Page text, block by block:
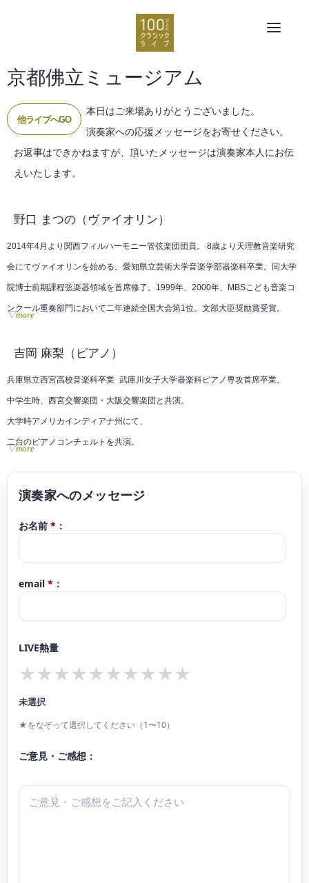
京都佛立ミュージアム
他ライブへGO
本日はご来場ありがとうございました。
演奏家への応援メッセージをお寄せください。
お返事はできかねますが、頂いたメッセージは演奏家本人にお伝
えいたします。
野口 まつの （ヴァイオリン）
2014年4月より関西フィルハーモニー管弦楽団団員。 8歳より天理教音楽研究
会にてヴァイオリンを始める。愛知県立芸術大学音楽学部器楽科卒業。同大学
院博士前期課程弦楽器領域を首席修了。1999年、2000年、MBSこども音楽コ
ンクール重奏部門において二年連続全国大会第1位。文部大臣奨励賞受賞。
楽コンクール高校の部入選。2009年、第19回日本クラシック音楽コンクール全
と、コンサートミス トレスを務める。また大学オーケストラでは外山雄三指揮
のもと、コンサートミストレスを務める。公益財団法人 北野生涯教育振興会 音
楽奨学生。2013年中村桃子賞受賞。「平成25年度 大学院最優秀修了生による
楽六重奏曲を共演。2019年アフィニス主催夏の音楽祭in長岡に参加。オーケス
トラに所属しながら、ソロ活動、葉加瀬太郎オーケストラコンサートツアーに
菜採、白石禮子、桐山建志の各氏に師事。また室内楽をD.ノーラン、百武由
紀、花崎薫の各氏に師事。 現在後進の指導にも力を入れている。お問い合わせ
▽more
吉岡 麻梨 （ピアノ）
兵庫県立西宮高校音楽科卒業 武庫川女子大学器楽科ピアノ専攻首席卒業。
中学生時、西宮交響楽団・大阪交響楽団と共演。
大学時アメリカインディアナ州にて、
二台のピアノコンチェルトを共演。
25歳演奏活動を開始。
緊急事態宣言後1年間、Instagramにて毎日一本の動画コンサートを配信 する。
現在地元での子どもが自分の足でこれるコンサートを企画。「好きな人と好き
な音楽をする」プロジェクト代表。シリーズ化しているものに、「じもとでお
演奏指導グレード4級。
故井上直幸、志水英子、篰幾世子、ボリス・ベクテレフ、林敦子に師事。
▽more
お名前 * ：
email * ：
LIVE熱量
★★★★★★★★★★
未選択
★をなぞって選択してください（1〜10）
ご意見・ご感想：